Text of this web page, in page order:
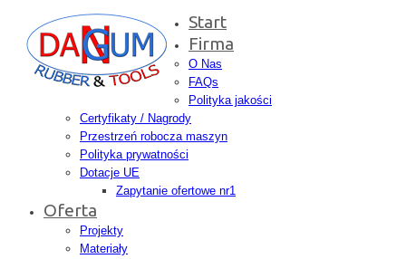
Start
Firma
O Nas
FAQs
Polityka jakości
Certyfikaty / Nagrody
Przestrzeń robocza maszyn
Polityka prywatności
Dotacje UE
Zapytanie ofertowe nr1
Oferta
Projekty
Materiały